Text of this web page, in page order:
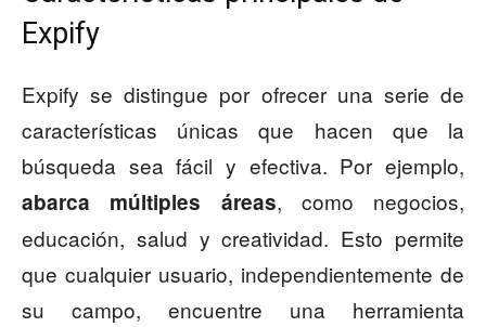
Expify
Expify se distingue por ofrecer una serie de
características únicas que hacen que la
búsqueda sea fácil y efectiva. Por ejemplo,
abarca múltiples áreas, como negocios,
educación, salud y creatividad. Esto permite
que cualquier usuario, independientemente de
su campo, encuentre una herramienta